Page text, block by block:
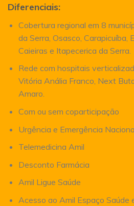
Diferenciais:
Cobertura regional em 8
da Serra, Osasco, Carapicuíba,
Caieiras e Itapecerica da Serra.
Rede com hospitais
Vitória Anália Franco, Next
Amaro.
Com ou sem coparticipação
Urgência e Emergência
Telemedicina Amil
Desconto Farmácia
Amil Ligue Saúde
Acesso ao Amil Espaço Saúde